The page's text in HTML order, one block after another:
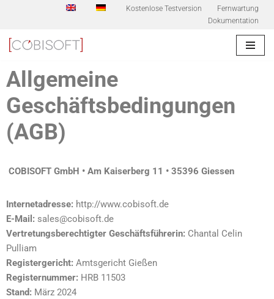
Inhalt
Kostenlose Testversion
Fernwartung
Dokumentation
Allgemeine
Geschäftsbedingungen
(AGB)
COBISOFT GmbH • Am Kaiserberg 11 • 35396 Giessen
Internetadresse: http://www.cobisoft.de
E-Mail: sales@cobisoft.de
Vertretungsberechtigter Geschäftsführerin: Chantal Celin
Pulliam
Registergericht: Amtsgericht Gießen
Registernummer: HRB 11503
Stand: März 2024